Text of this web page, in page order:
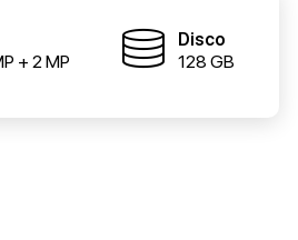
+ 2 MP
Disco
128 GB